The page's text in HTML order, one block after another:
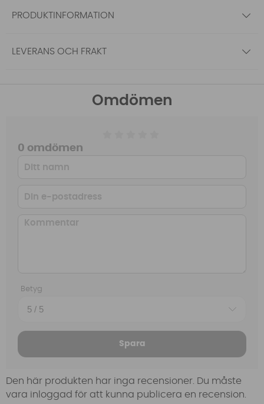
PRODUKTINFORMATION
LEVERANS OCH FRAKT
Omdömen
0 omdömen
Betyg
Spara
Den här produkten har inga recensioner. Du måste
vara inloggad för att kunna publicera en recension.